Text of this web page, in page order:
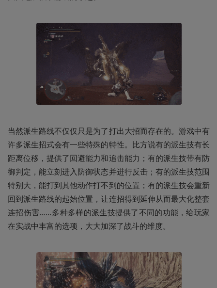
当然派生路线不仅仅只是为了打出大招而存在的。游戏中有
许多派生招式会有一些特殊的特性。比方说有的派生技有长
距离位移，提供了回避能力和追击能力；有的派生技带有防
御判定，能立刻进入防御状态并进行反击；有的派生技范围
特别大，能打到其他动作打不到的位置；有的派生技会重新
回到派生路线的起始位置，让连招得到延伸从而最大化整套
连招伤害……多种多样的派生技提供了不同的功能，给玩家
在实战中丰富的选项，大大加深了战斗的维度。